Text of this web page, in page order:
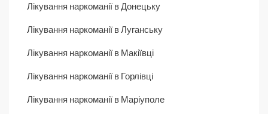
Лікування наркоманії в Донецьку
Лікування наркоманії в Луганську
Лікування наркоманії в Макіївці
Лікування наркоманії в Горлівці
Лікування наркоманії в Маріуполе